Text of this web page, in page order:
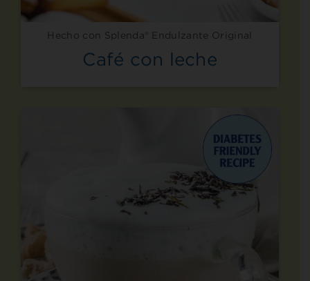
Hecho con Splenda® Endulzante Original
Café con leche